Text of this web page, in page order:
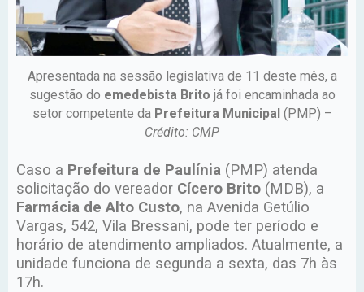
Apresentada na sessão legislativa de 11 deste mês, a
sugestão do emedebista Brito já foi encaminhada ao
setor competente da Prefeitura Municipal(PMP) –
Crédito: CMP
Caso a Prefeitura de Paulínia (PMP) atenda
solicitação do vereador Cícero Brito (MDB), a
Farmácia de Alto Custo, na Avenida Getúlio
Vargas, 542, Vila Bressani, pode ter período e
horário de atendimento ampliados. Atualmente, a
unidade funciona de segunda a sexta, das 7h às
17h.